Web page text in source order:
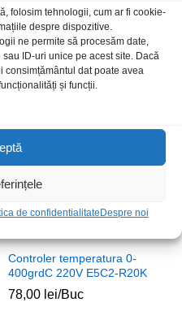
folosim tehnologii, cum ar fi cookie-
despre dispozitive.
ne permite să procesăm date,
ID-uri unice pe acest site. Dacă
consimțământul dat poate avea
și funcții.
de confidentialitate Despre noi
Voltmetru LED 4.5-100Vdc
3digiti verde
17,00lei/Buc
Controler temperatura 0-
400grdC 220V E5C2-R20K
78,00 lei/Buc